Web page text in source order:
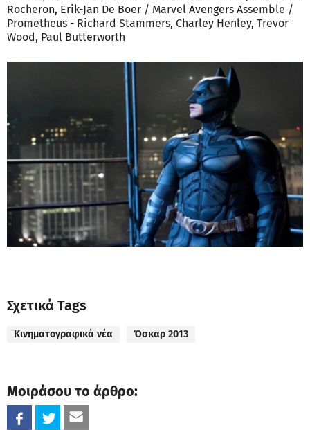
Rocheron, Erik-Jan De Boer / Marvel Avengers Assemble /
Prometheus - Richard Stammers, Charley Henley, Trevor
Wood, Paul Butterworth
Σχετικά Tags
Κινηματογραφικά νέα Όσκαρ 2013
Μοιράσου το άρθρο: